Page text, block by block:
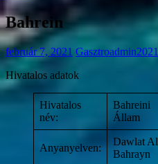
Bahrein
február 7, 2021 Gasztroadmin2021
Hivatalos adatok
Hivatalos
név:
Bahreini
Állam
Anyanyelven:
Dawlat Al
Bahrayn